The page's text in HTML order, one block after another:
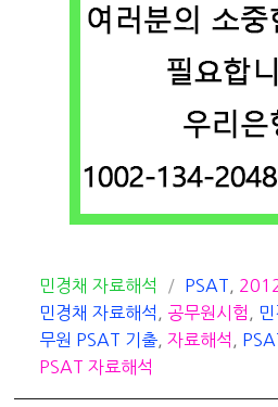
카
테
고
리
민경채 자료해석
태
그
PSAT
민경채 자료해석
공무원시험 민
무원 PSAT 기출 ,자료해석
PSAT 자료해석